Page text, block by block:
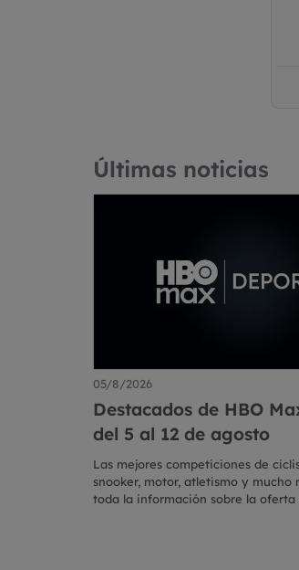
Últimas noticias
05/8/2026
Destacados de HBO
del 5 al 12 de agosto
Las mejores competiciones de
snooker, motor, atletismo y mucho
toda la información sobre la oferta